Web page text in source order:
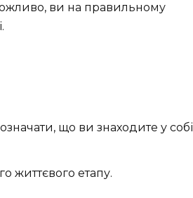
ви на правильному
що ви знаходите у собі
життєвого етапу.